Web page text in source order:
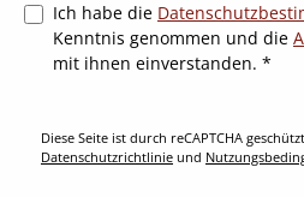
Ich habe die
Kenntnis genommen und die
mit ihnen einverstanden. *
Diese Seite ist durch reCAPTCHA
Datenschutzrichtlinie und